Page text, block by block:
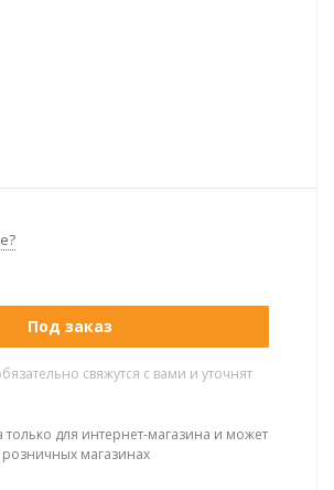
Под заказ
свяжутся с вами и уточнят
только для интернет-магазина и может
розничных магазинах